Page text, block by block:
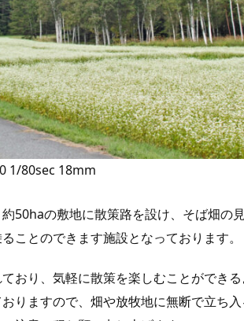
1/80sec 18mm
50haの敷地に散策路を設け、そば畑の
ことのできます施設となっております。
おり、気軽に散策を楽しむことができ
りますので、畑や放牧地に無断で立ち